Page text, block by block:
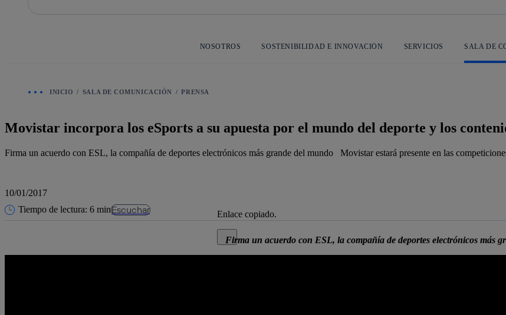
NOSOTROS SOSTENIBILIDAD E INNOVACIÓN SERVICIOS SALA DE
INICIO SALA DE COMUNICACIÓN PRENSA
Movistar incorpora los eSports a su apuesta por el mundo del deporte y los
Firma un acuerdo con ESL, la compañía de deportes electrónicos más grande del mundo Movistar estará presente en las
10/01/2017
Tiempo de lectura: 6 minEscuchar Enlace copiado.
Cerrar mensaje de alerta
Firma un acuerdo con ESL, la compañía de deportes electrónicos más